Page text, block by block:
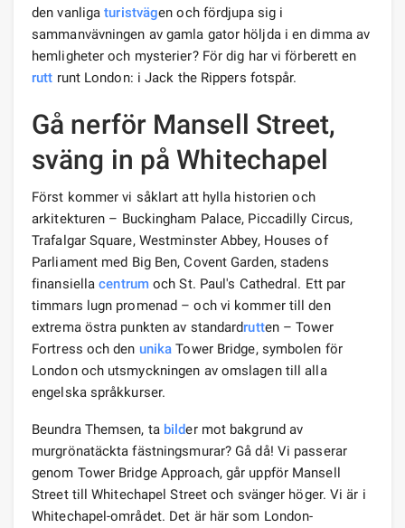
den vanligaturistvägen och fördjupa sig i
sammanvävningen av gamla gator höljda i en dimma av
hemligheter och mysterier? För dig har vi förberett en
rutt runt London: i Jack the Rippers fotspår.
Gå nerför Mansell Street,
sväng in på Whitechapel
Först kommer vi såklart att hylla historien och
arkitekturen – Buckingham Palace, Piccadilly Circus,
Trafalgar Square, Westminster Abbey, Houses of
Parliament med Big Ben, Covent Garden, stadens
finansiellacentrumoch St. Paul's Cathedral. Ett par
timmars lugn promenad – och vi kommer till den
extrema östra punkten av standardrutten – Tower
Fortress och den unika Tower Bridge, symbolen för
London och utsmyckningen av omslagen till alla
engelska språkkurser.
Beundra Themsen, ta bilder mot bakgrund av
murgrönatäckta fästningsmurar? Gå då! Vi passerar
genom Tower Bridge Approach, går uppför Mansell
Street till Whitechapel Street och svänger höger. Vi är i
Whitechapel-området. Det är här som London-